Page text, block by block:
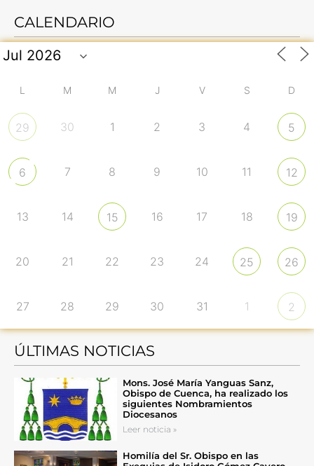
CALENDARIO
L M M J V S D
29 30 1 2 3 4 5
6 7 8 9 10 11 12
13 14 15 16 17 18 19
20 21 22 23 24 25 26
27 28 29 30 31 1 2
ÚLTIMAS NOTICIAS
Mons. José María Yanguas Sanz,
Obispo de Cuenca, ha realizado los
siguientes Nombramientos
Diocesanos
Leer noticia »
Homilía del Sr. Obispo en las